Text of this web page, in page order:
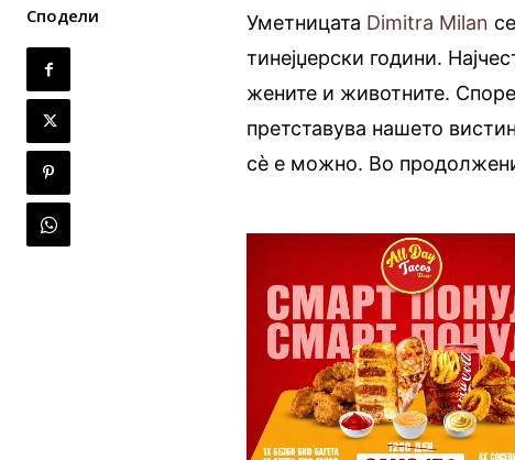
Сподели Уметницата Dimitra Milan
тинејџерски години.
жените и животните.
претставува нашето
сè е можно. Во